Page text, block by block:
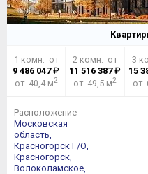
1 комн. от
9 486 047₽
от 40,4 м2
2 комн. от
11 516 387₽
от 49,5 м2
3
15
от
Расположение
Московская
область,
Красногорск Г/О,
Красногорск,
Волоколамское,